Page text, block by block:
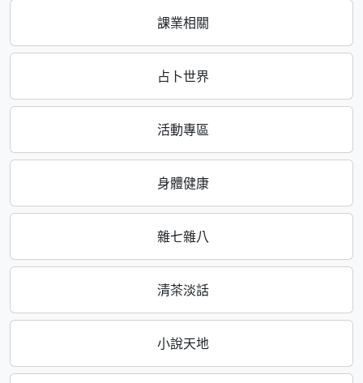
課業相關
占卜世界
活動專區
身體健康
雜七雜八
清茶淡話
小說天地